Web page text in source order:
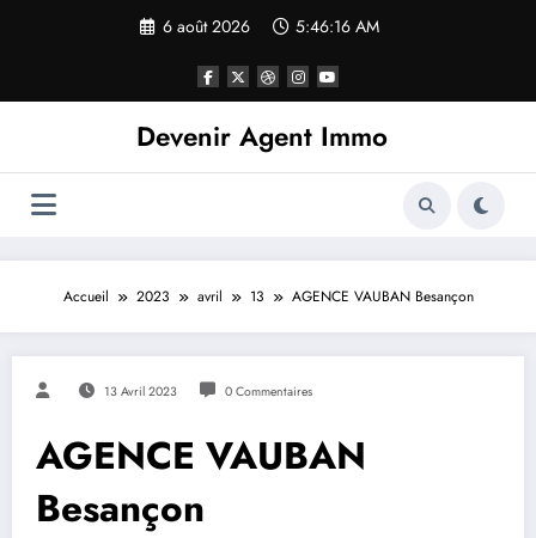
6 août 2026 5:46:16 AM
Devenir Agent Immo
Accueil 2023 avril 13 AGENCE VAUBAN Besançon
13 Avril 2023 0 Commentaires
AGENCE VAUBAN
Besançon